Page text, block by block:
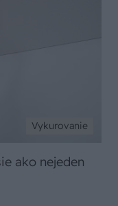
Vykurovanie
ako nejeden